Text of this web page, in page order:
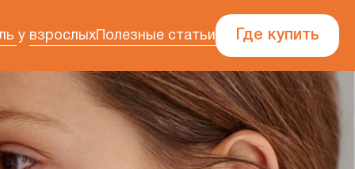
у взрослых Полезные статьи Где купить